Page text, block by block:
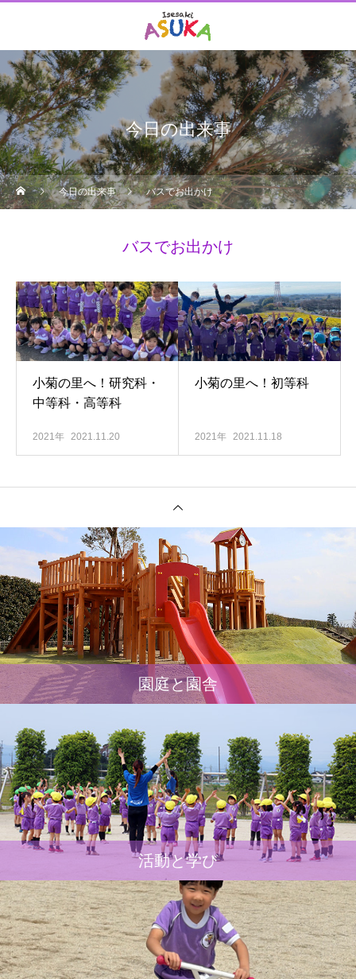
今日の出来事
今日の出来事 バスでお出かけ
バスでお出かけ
小菊の里へ！研究科・
中等科・高等科
2021年 2021.11.20
小菊の里へ！初等科
2021年 2021.11.18
園庭と園舎
活動と学び